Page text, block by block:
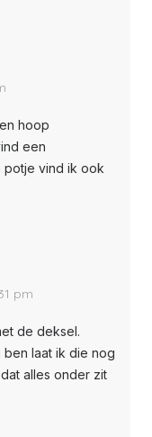
hoop
een
potje vind ik ook
pm
de deksel.
laat ik die nog
alles onder zit